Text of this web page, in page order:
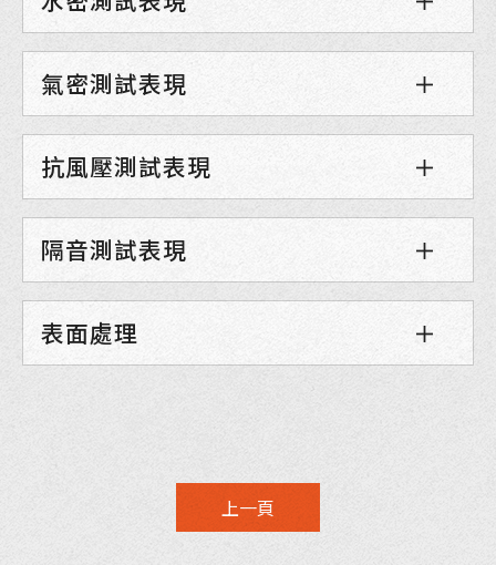
氣密測試表現
抗風壓測試表現
隔音測試表現
表面處理
上一頁